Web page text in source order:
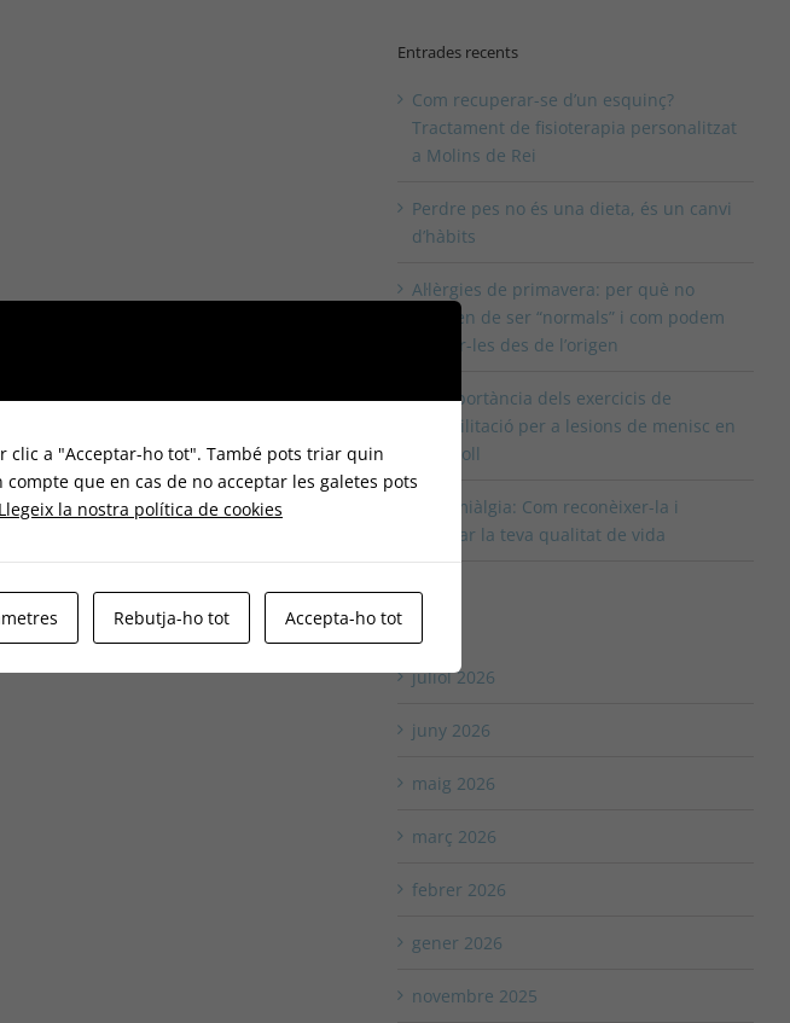
Entrades recents
Com recuperar-se d’un esquinç?
Tractament de fisioterapia personalitzat
a Molins de Rei
Perdre pes no és una dieta, és un canvi
d’hàbits
Al·lèrgies de primavera: per què no
haurien de ser “normals” i com podem
tractar-les des de l’origen
La importància dels exercicis de
rehabilitació per a lesions de menisc en
el genoll
Fibromiàlgia: Com reconèixer-la i
millorar la teva qualitat de vida
Arxius
juliol 2026
juny 2026
maig 2026
març 2026
febrer 2026
gener 2026
novembre 2025
clic a "Acceptar-ho tot". També pots triar quin
que en cas de no acceptar les galetes pots
Llegeix la nostra política de cookies
Rebutja-ho tot Accepta-ho tot